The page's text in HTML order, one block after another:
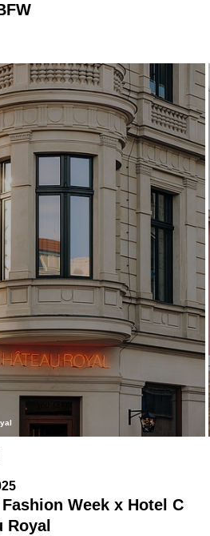
Week x Hotel C
Royal